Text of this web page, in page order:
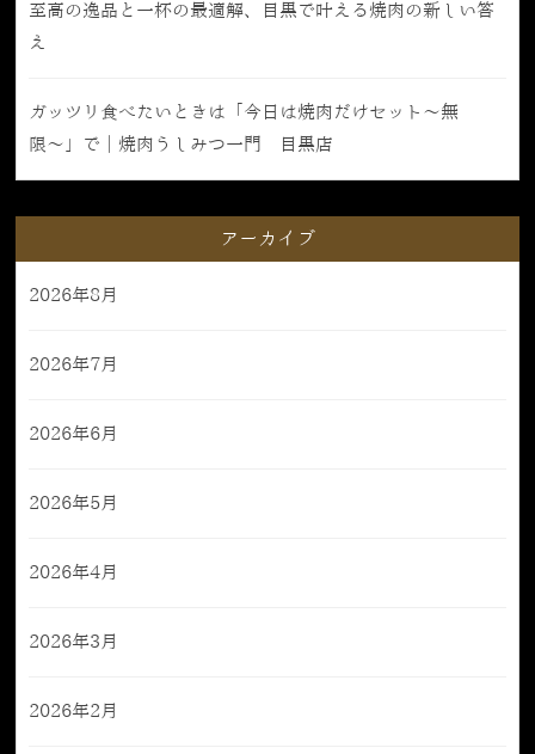
至高の逸品と一杯の最適解、目黒で叶える焼肉の新しい答
え
ガッツリ食べたいときは「今日は焼肉だけセット〜無
限〜」で｜焼肉うしみつ一門 目黒店
アーカイブ
2026年8月
2026年7月
2026年6月
2026年5月
2026年4月
2026年3月
2026年2月